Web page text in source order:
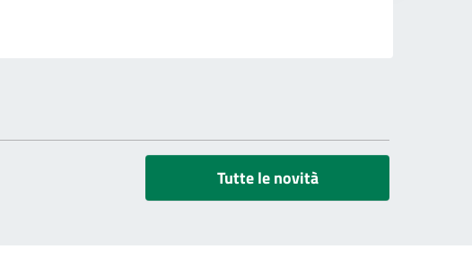
Tutte le novità